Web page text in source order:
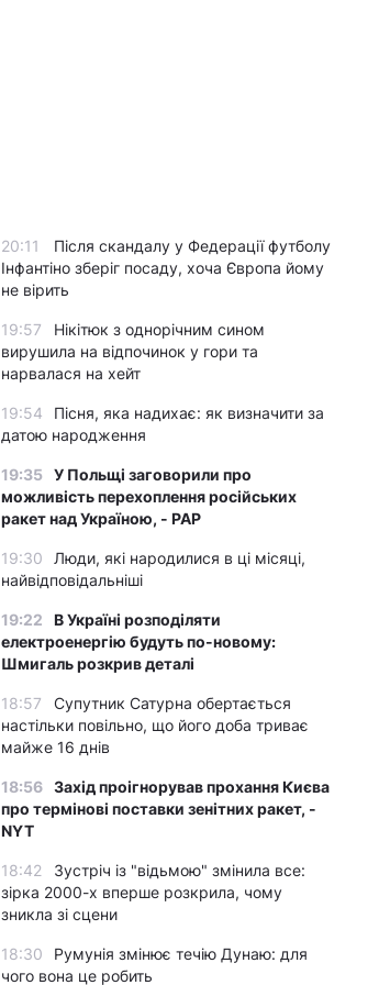
20:11
Після скандалу у Федерації футболу
Інфантіно зберіг посаду, хоча Європа йому
не вірить
19:57
Нікітюк з однорічним сином
вирушила на відпочинок у гори та
нарвалася на хейт
19:54
Пісня, яка надихає: як визначити за
датою народження
19:35 У Польщі заговорили про
можливість перехоплення російських
ракет над Україною, - PAP
19:30
Люди, які народилися в ці місяці,
найвідповідальніші
19:22
В Україні розподіляти
електроенергію будуть по-новому:
Шмигаль розкрив деталі
18:57
Супутник Сатурна обертається
настільки повільно, що його доба триває
майже 16 днів
18:56 Захід проігнорував прохання Києва
про термінові поставки зенітних ракет, -
NYT
18:42
Зустріч із "відьмою" змінила все:
зірка 2000-х вперше розкрила, чому
зникла зі сцени
18:30
Румунія змінює течію Дунаю: для
чого вона це робить